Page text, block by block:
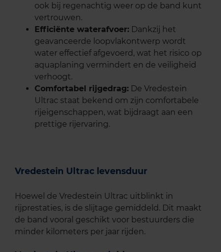
ook bij regenachtig weer op de band kunt
vertrouwen.
Efficiënte waterafvoer: Dankzij het
geavanceerde loopvlakontwerp wordt
water effectief afgevoerd, wat het risico op
aquaplaning vermindert en de veiligheid
verhoogt.
Comfortabel rijgedrag: De Vredestein
Ultrac staat bekend om zijn comfortabele
rijeigenschappen, wat bijdraagt aan een
prettige rijervaring.
Vredestein Ultrac levensduur
Hoewel de Vredestein Ultrac uitblinkt in
rijprestaties, is de slijtage gemiddeld. Dit maakt
de band vooral geschikt voor bestuurders die
minder kilometers per jaar rijden. ​